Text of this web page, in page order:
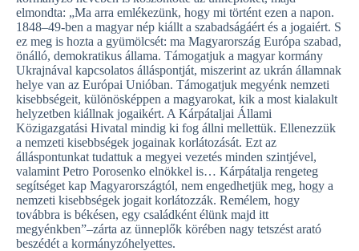
elmondta: „Ma arra emlékezünk, hogy mi történt ezen a napon.
1848–49-ben a magyar nép kiállt a szabadságáért és a jogaiért. S
ez meg is hozta a gyümölcsét: ma Magyarország Európa szabad,
önálló, demokratikus állama. Támogatjuk a magyar kormány
Ukrajnával kapcsolatos álláspontját, miszerint az ukrán államnak
helye van az Európai Unióban. Támogatjuk megyénk nemzeti
kisebbségeit, különösképpen a magyarokat, kik a most kialakult
helyzetben kiállnak jogaikért. A Kárpátaljai Állami
Közigazgatási Hivatal mindig ki fog állni mellettük. Ellenezzük
a nemzeti kisebbségek jogainak korlátozását. Ezt az
álláspontunkat tudattuk a megyei vezetés minden szintjével,
valamint Petro Porosenko elnökkel is… Kárpátalja rengeteg
segítséget kap Magyarországtól, nem engedhetjük meg, hogy a
nemzeti kisebbségek jogait korlátozzák. Remélem, hogy
továbbra is békésen, egy családként élünk majd itt
megyénkben”–zárta az ünneplők körében nagy tetszést arató
beszédét a kormányzóhelyettes.